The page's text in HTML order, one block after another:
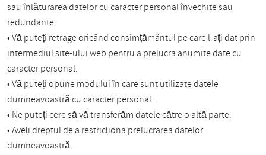
sau înlăturarea datelor cu caracter personal învechite sau
redundante.
• Vă puteți retrage oricând consimțământul pe care l-ați dat prin
intermediul site-ului web pentru a prelucra anumite date cu
caracter personal.
• Vă puteți opune modului în care sunt utilizate datele
dumneavoastră cu caracter personal.
• Ne puteți cere să vă transferăm datele către o altă parte.
• Aveți dreptul de a restricționa prelucrarea datelor
dumneavoastră.